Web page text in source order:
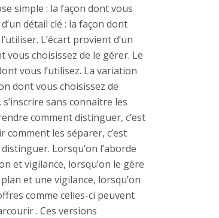
simple : la façon dont vous
détail clé : la façon dont
L’écart provient d’un
vous choisissez de le gérer. Le
vous l’utilisez. La variation
dont vous choisissez de
sans connaître les
comment distinguer, c’est
comment les séparer, c’est
Lorsqu’on l’aborde
et vigilance, lorsqu’on le gère
et une vigilance, lorsqu’on
comme celles-ci peuvent
. Ces versions